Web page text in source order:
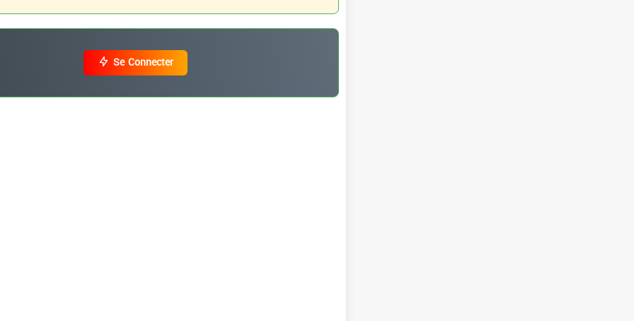
Se Connecter